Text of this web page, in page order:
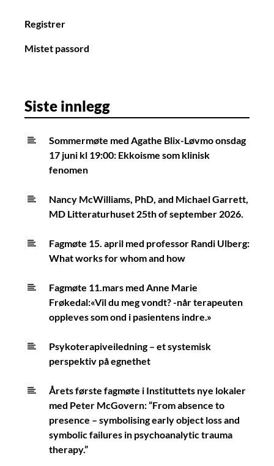
Registrer
Mistet passord
Siste innlegg
Sommermøte med Agathe Blix-Løvmo onsdag
17 juni kl 19:00: Ekkoisme som klinisk
fenomen
Nancy McWilliams, PhD, and Michael Garrett,
MD Litteraturhuset 25th of september 2026.
Fagmøte 15. april med professor Randi Ulberg:
What works for whom and how
Fagmøte 11.mars med Anne Marie
Frøkedal:«Vil du meg vondt? -når terapeuten
oppleves som ond i pasientens indre.»
Psykoterapiveiledning – et systemisk
perspektiv på egnethet
Årets første fagmøte i Instituttets nye lokaler
med Peter McGovern: “From absence to
presence – symbolising early object loss and
symbolic failures in psychoanalytic trauma
therapy.”